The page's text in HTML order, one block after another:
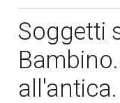
Soggetti